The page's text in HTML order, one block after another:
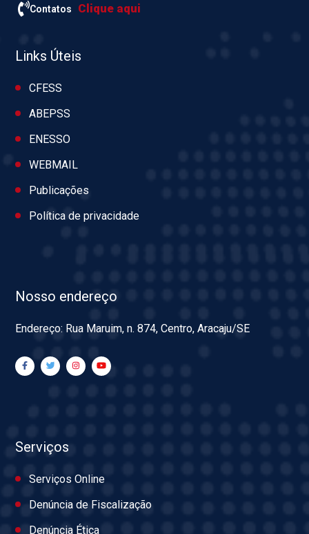
Contatos Clique aqui
Links Úteis
CFESS
ABEPSS
ENESSO
WEBMAIL
Publicações
Política de privacidade
Nosso endereço
Endereço: Rua Maruim, n. 874, Centro, Aracaju/SE
Serviços
Serviços Online
Denúncia de Fiscalização
Denúncia Ética